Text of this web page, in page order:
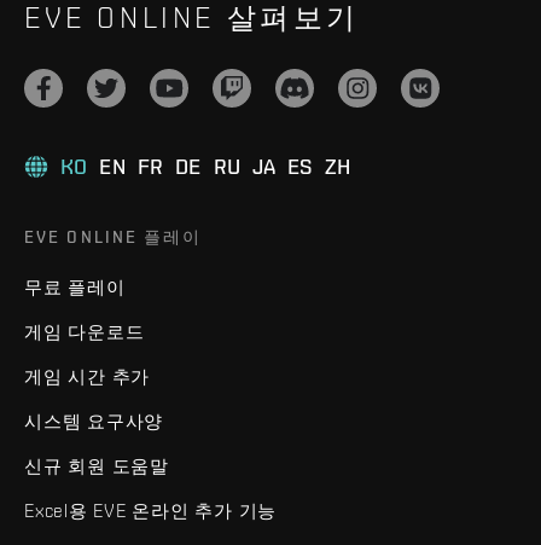
EVE ONLINE 살펴보기
KO EN FR DE RU JA ES ZH
EVE ONLINE 플레이
무료 플레이
게임 다운로드
게임 시간 추가
시스템 요구사양
신규 회원 도움말
Excel용 EVE 온라인 추가 기능